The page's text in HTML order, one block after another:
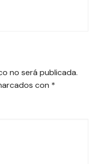
no será publicada.
con *